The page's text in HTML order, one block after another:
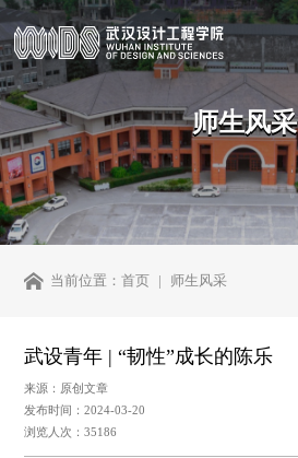
师生风采
当前位置：首页 师生风采
武设青年 | “韧性”成长的陈乐
来源：原创文章
发布时间：2024-03-20
浏览人次：35186